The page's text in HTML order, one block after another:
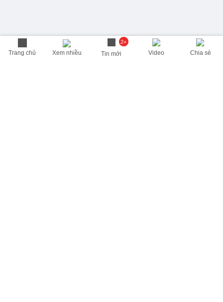
Trang chủ Xem nhiều
2+
Tin mới Video Chia sẻ